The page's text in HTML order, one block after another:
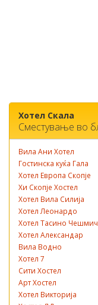
Хотел Скала
Сместување во
Вила Ани Хотел
Гостинска куќа Гала
Хотел Европа Скопје
Хи Скопје Хостел
Хотел Вила Силија
Хотел Леонардо
Хотел Тасино
Хотел Александар
Вила Водно
Хотел 7
Сити Хостел
Арт Хостел
Хотел Викторија